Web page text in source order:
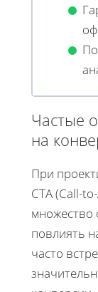
Частые
на
При
CTA (Call-
множество
повлиять
часто